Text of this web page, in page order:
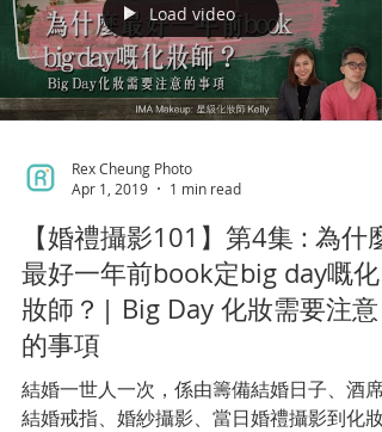
Load video
Rex Cheung Photo
Apr 1, 2019
1 min read
【婚禮攝影101】第4集 : 為什麼
最好一年前book定big day嘅化
妝師？| Big Day 化妝需要注意
的事項
結婚一世人一次，係由籌備結婚日子、酒席
結婚戒指、婚紗攝影、當日婚禮攝影到化妝